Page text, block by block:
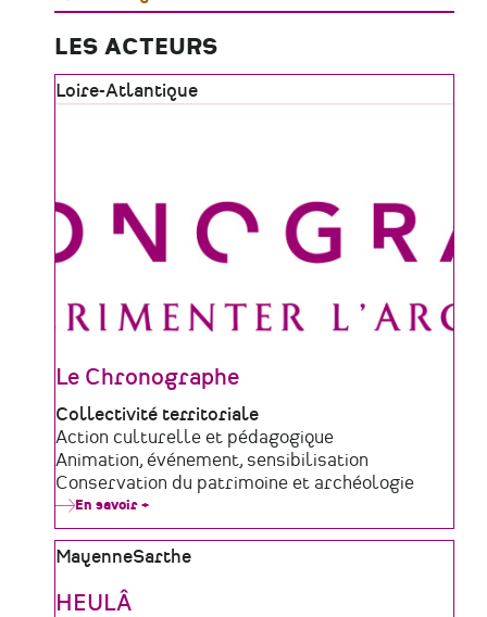
de
célèbre
le
patrimoine
vivant
tout
LES ACTEURS
Zone
Loire-Atlantique
Le Chronographe
Type
de
structure
Collectivité territoriale
Domaine
d'activité
Action culturelle et pédagogique
Animation, événement, sensibilisation
Conservation du patrimoine et archéologie
En savoir +
Chronographe
Zone
MayenneSarthe
HEULÂ